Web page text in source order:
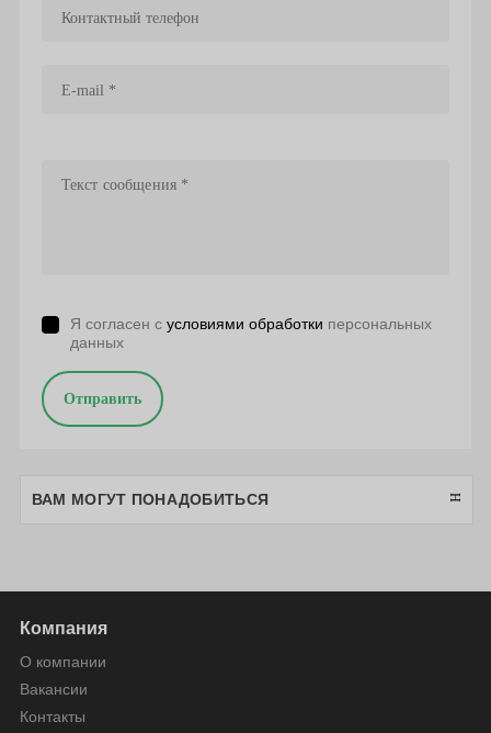
Я согласен с условиями обработки персональных
данных
Отправить
ВАМ МОГУТ ПОНАДОБИТЬСЯ
Компания
О компании
Вакансии
Контакты